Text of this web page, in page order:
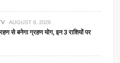
AUGUST 8, 2026
से बनेगा ग्रहण योग, इन 3 राशियों पर